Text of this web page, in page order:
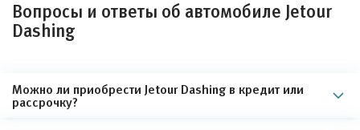
Вопросы и ответы об автомобиле Jetour
Dashing
Можно ли приобрести Jetour Dashing в кредит или
рассрочку?